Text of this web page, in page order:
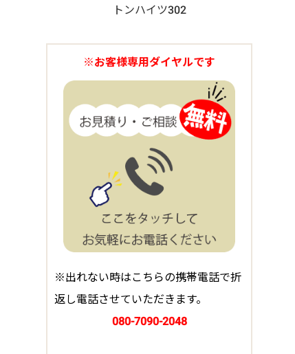
トンハイツ302
※お客様専用ダイヤルです
※出れない時はこちらの携帯電話で折
返し電話させていただきます。
080-7090-2048